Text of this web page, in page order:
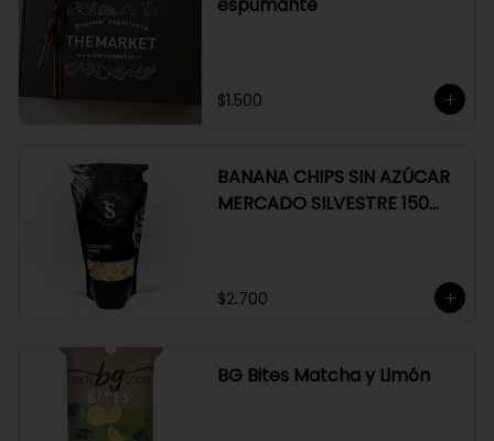
$1.500
BANANA CHIPS SIN AZÚCAR
MERCADO SILVESTRE 150
$2.700
BG Bites Matcha y Limón